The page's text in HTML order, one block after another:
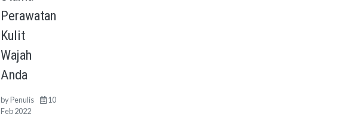
Perawatan
Kulit
Wajah
Anda
byPenulis
10
Feb 2022